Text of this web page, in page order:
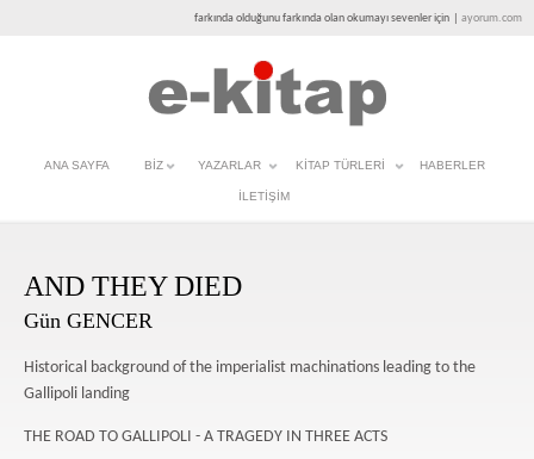
farkında olduğunu farkında olan okumayı sevenler için ayorum.com
ANA SAYFA BIZ YAZARLAR KITAP TÜRLERI HABERLER
İLETIŞIM
AND THEY DIED
Gün GENCER
Historical background of the imperialist machinations leading to the
Gallipoli landing
THE ROAD TO GALLIPOLI - A TRAGEDY IN THREE ACTS